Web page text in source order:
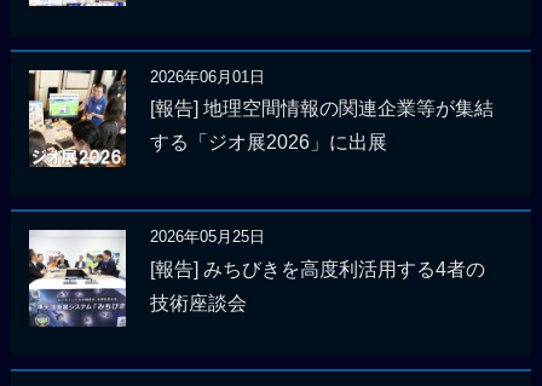
2026年06月01日
[報告] 地理空間情報の関連企業等が集結
する「ジオ展2026」に出展
2026年05月25日
[報告] みちびきを高度利活用する4者の
技術座談会